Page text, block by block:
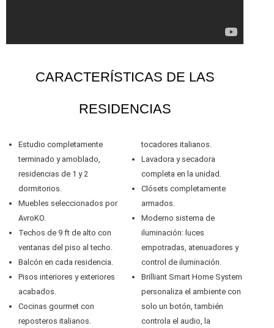
CARACTERÍSTICAS DE LAS
RESIDENCIAS
Estudio completamente
terminado y amoblado,
residencias de 1 y 2
dormitorios.
Muebles seleccionados por
AvroKO.
Techos de 9 ft de alto con
ventanas del piso al techo.
Balcón en cada residencia.
Pisos interiores y exteriores
acabados.
Cocinas gourmet con
reposteros italianos.
tocadores italianos.
Lavadora y secadora
completa en la unidad.
Clósets completamente
armados.
Moderno sistema de
iluminación: luces
empotradas, atenuadores y
control de iluminación.
Brilliant Smart Home System
personaliza el ambiente con
solo un botón, también
controla el audio, la